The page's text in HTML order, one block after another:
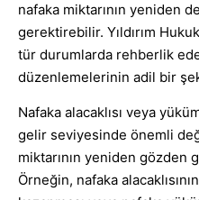
nafaka miktarının yeniden
gerektirebilir. Yıldırım
tür durumlarda rehberlik
düzenlemelerinin adil bir
Nafaka alacaklısı veya
gelir seviyesinde önemli
miktarının yeniden gözden
Örneğin, nafaka